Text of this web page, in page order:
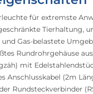
für extremste
Tierhaltung,
und Gas-belastete
Rundrohrgehäuse aus
mit
Anschlusskabel (2m
Rundsteckverbinder